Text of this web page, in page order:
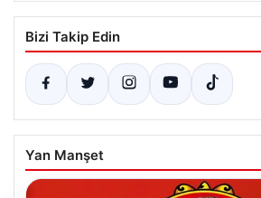
Bizi Takip Edin
Yan Manşet